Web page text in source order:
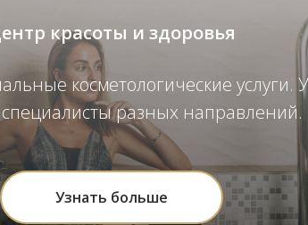
красоты и здоровья
косметологические услуги.
разных направлений.
Узнать больше